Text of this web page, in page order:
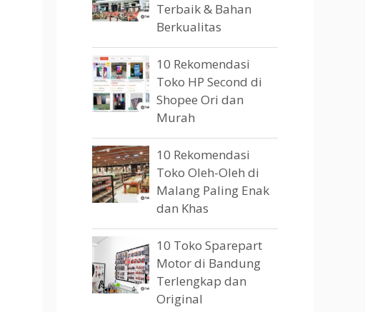
Terbaik & Bahan
Berkualitas
10 Rekomendasi
Toko HP Second di
Shopee Ori dan
Murah
10 Rekomendasi
Toko Oleh-Oleh di
Malang Paling Enak
dan Khas
10 Toko Sparepart
Motor di Bandung
Terlengkap dan
Original